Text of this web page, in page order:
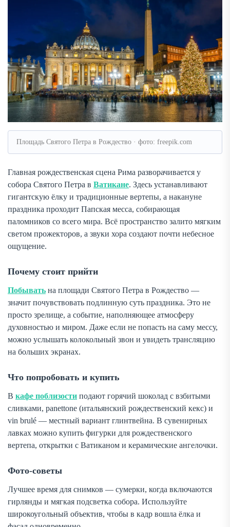
Площадь Святого Петра в Рождество · фото: freepik.com
Главная рождественская сцена Рима разворачивается у
собора Святого Петра в Ватикане. Здесь устанавливают
гигантскую ёлку и традиционные вертепы, а накануне
праздника проходит Папская месса, собирающая
паломников со всего мира. Всё пространство залито мягким
светом прожекторов, а звуки хора создают почти небесное
ощущение.
Почему стоит прийти
Побывать на площади Святого Петра в Рождество —
значит почувствовать подлинную суть праздника. Это не
просто зрелище, а событие, наполняющее атмосферу
духовностью и миром. Даже если не попасть на саму мессу,
можно услышать колокольный звон и увидеть трансляцию
на больших экранах.
Что попробовать и купить
В кафе поблизости подают горячий шоколад с взбитыми
сливками, panettone (итальянский рождественский кекс) и
vin brulé — местный вариант глинтвейна. В сувенирных
лавках можно купить фигурки для рождественского
вертепа, открытки с Ватиканом и керамические ангелочки.
Фото-советы
Лучшее время для снимков — сумерки, когда включаются
гирлянды и мягкая подсветка собора. Используйте
широкоугольный объектив, чтобы в кадр вошла ёлка и